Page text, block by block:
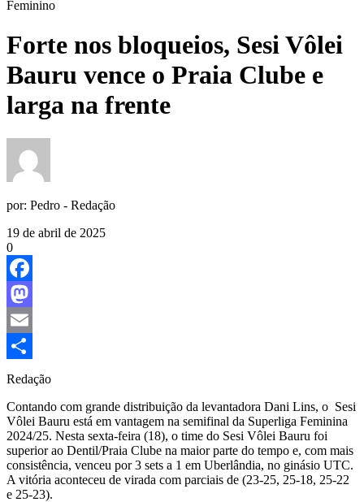
Feminino
Forte nos bloqueios, Sesi Vôlei
Bauru vence o Praia Clube e
larga na frente
por: Pedro - Redação
19 de abril de 2025
0
Facebook
Mastodon
Email
Share
Redação
Contando com grande distribuição da levantadora Dani Lins, o Sesi
Vôlei Bauru está em vantagem na semifinal da Superliga Feminina
2024/25. Nesta sexta-feira (18), o time do Sesi Vôlei Bauru foi
superior ao Dentil/Praia Clube na maior parte do tempo e, com mais
consistência, venceu por 3 sets a 1 em Uberlândia, no ginásio UTC.
A vitória aconteceu de virada com parciais de (23-25, 25-18, 25-22
e 25-23).